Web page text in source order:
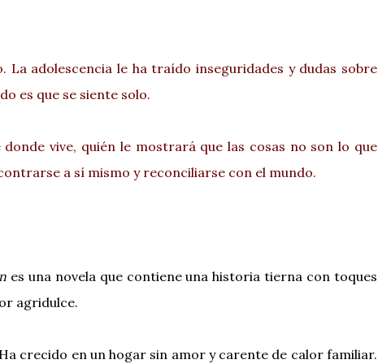
La adolescencia le ha traído inseguridades y dudas sobre
es que se siente solo.
vive, quién le mostrará que las cosas no son lo que
a sí mismo y reconciliarse con el mundo.
es una novela que contiene una historia tierna con toques
agridulce.
crecido en un hogar sin amor y carente de calor familiar.